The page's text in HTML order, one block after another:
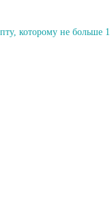
которому не больше 1